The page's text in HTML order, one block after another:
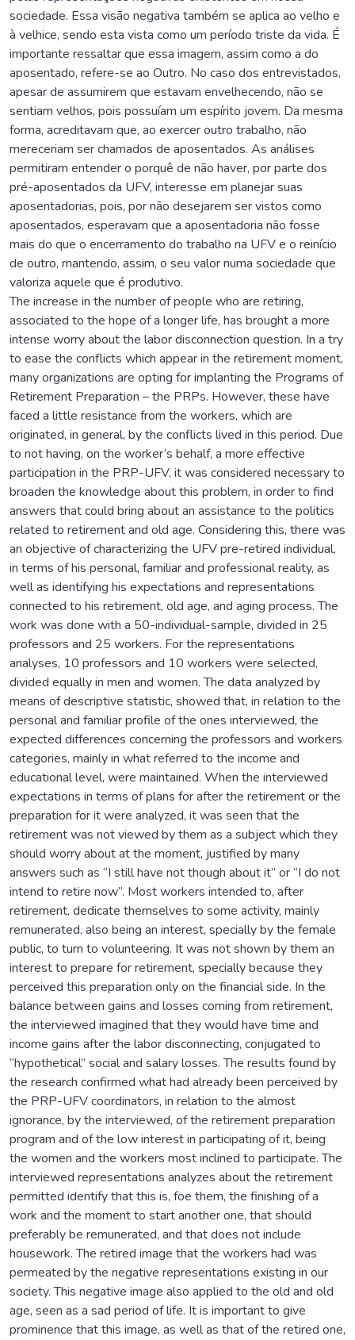
sociedade. Essa visão negativa também se aplica ao velho e
à velhice, sendo esta vista como um período triste da vida. É
importante ressaltar que essa imagem, assim como a do
aposentado, refere-se ao Outro. No caso dos entrevistados,
apesar de assumirem que estavam envelhecendo, não se
sentiam velhos, pois possuíam um espírito jovem. Da mesma
forma, acreditavam que, ao exercer outro trabalho, não
mereceriam ser chamados de aposentados. As análises
permitiram entender o porquê de não haver, por parte dos
pré-aposentados da UFV, interesse em planejar suas
aposentadorias, pois, por não desejarem ser vistos como
aposentados, esperavam que a aposentadoria não fosse
mais do que o encerramento do trabalho na UFV e o reinício
de outro, mantendo, assim, o seu valor numa sociedade que
valoriza aquele que é produtivo.
The increase in the number of people who are retiring,
associated to the hope of a longer life, has brought a more
intense worry about the labor disconnection question. In a try
to ease the conflicts which appear in the retirement moment,
many organizations are opting for implanting the Programs of
Retirement Preparation – the PRPs. However, these have
faced a little resistance from the workers, which are
originated, in general, by the conflicts lived in this period. Due
to not having, on the worker’s behalf, a more effective
participation in the PRP-UFV, it was considered necessary to
broaden the knowledge about this problem, in order to find
answers that could bring about an assistance to the politics
related to retirement and old age. Considering this, there was
an objective of characterizing the UFV pre-retired individual,
in terms of his personal, familiar and professional reality, as
well as identifying his expectations and representations
connected to his retirement, old age, and aging process. The
work was done with a 50-individual-sample, divided in 25
professors and 25 workers. For the representations
analyses, 10 professors and 10 workers were selected,
divided equally in men and women. The data analyzed by
means of descriptive statistic, showed that, in relation to the
personal and familiar profile of the ones interviewed, the
expected differences concerning the professors and workers
categories, mainly in what referred to the income and
educational level, were maintained. When the interviewed
expectations in terms of plans for after the retirement or the
preparation for it were analyzed, it was seen that the
retirement was not viewed by them as a subject which they
should worry about at the moment, justified by many
answers such as “I still have not though about it” or “I do not
intend to retire now”. Most workers intended to, after
retirement, dedicate themselves to some activity, mainly
remunerated, also being an interest, specially by the female
public, to turn to volunteering. It was not shown by them an
interest to prepare for retirement, specially because they
perceived this preparation only on the financial side. In the
balance between gains and losses coming from retirement,
the interviewed imagined that they would have time and
income gains after the labor disconnecting, conjugated to
“hypothetical” social and salary losses. The results found by
the research confirmed what had already been perceived by
the PRP-UFV coordinators, in relation to the almost
ignorance, by the interviewed, of the retirement preparation
program and of the low interest in participating of it, being
the women and the workers most inclined to participate. The
interviewed representations analyzes about the retirement
permitted identify that this is, foe them, the finishing of a
work and the moment to start another one, that should
preferably be remunerated, and that does not include
housework. The retired image that the workers had was
permeated by the negative representations existing in our
society. This negative image also applied to the old and old
age, seen as a sad period of life. It is important to give
prominence that this image, as well as that of the retired one,